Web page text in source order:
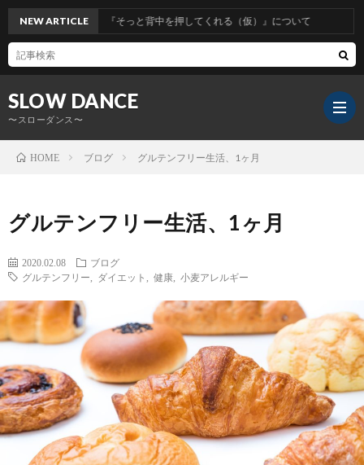
SLOW DANCE
〜スローダンス〜
NEW ARTICLE『そっと背中を押してくれる（仮）』について
HOME ブログ グルテンフリー生活、1ヶ月
グルテンフリー生活、1ヶ月
2020.02.08
ブログ
グルテンフリー
ダイエット 健康 小麦アレルギー